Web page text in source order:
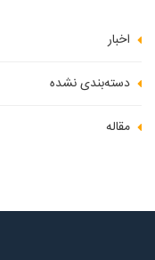
اخبار
دسته‌بندی نشده
مقاله